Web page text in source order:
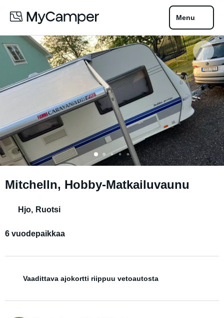
Menu
Mitchelln, Hobby-Matkailuvaunu
Hjo, Ruotsi
6 vuodepaikkaa
Vaadittava ajokortti riippuu vetoautosta